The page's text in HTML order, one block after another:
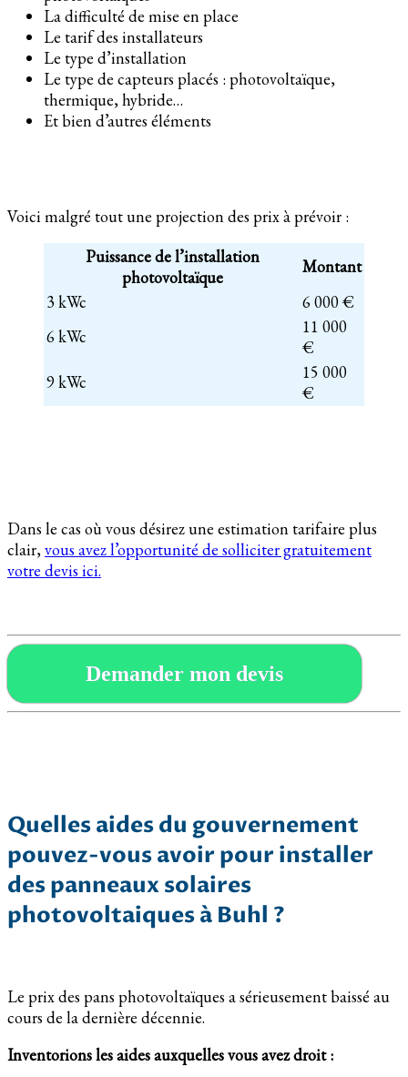
La difficulté de mise en place
Le tarif des installateurs
Le type d’installation
Le type de capteurs placés : photovoltaïque,
thermique, hybride…
Et bien d’autres éléments
Voici malgré tout une projection des prix à prévoir :
Puissance de l’installation
photovoltaïque
Montant
3 kWc
6 000 €
6 kWc
11 000
€
9 kWc
15 000
€
Dans le cas où vous désirez une estimation tarifaire plus
clair,vous avez l’opportunité de solliciter gratuitement
votre devis ici.
Demander mon devis
Quelles aides du gouvernement
pouvez-vous avoir pour installer
des panneaux solaires
photovoltaiques à Buhl ?
Le prix des pans photovoltaïques a sérieusement baissé au
cours de la dernière décennie.
Inventorions les aides auxquelles vous avez droit :